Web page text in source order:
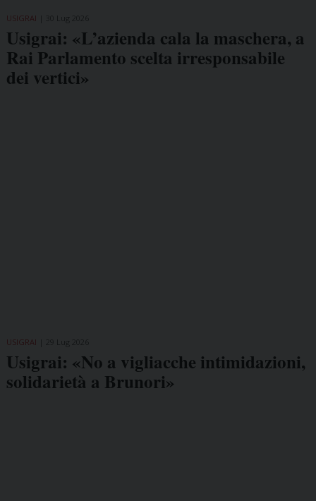
USIGRAI
Usigrai: «L’azienda cala la maschera, a
Rai Parlamento scelta irresponsabile
dei vertici»
USIGRAI
Usigrai: «No a vigliacche intimidazioni,
solidarietà a Brunori»